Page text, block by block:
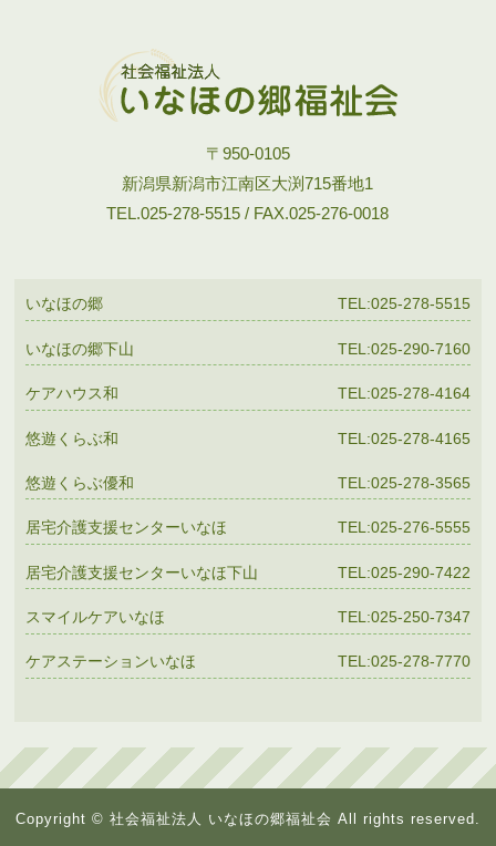
〒950-0105
新潟県新潟市江南区大渕715番地1
TEL.025-278-5515 / FAX.025-276-0018
いなほの郷 TEL:025-278-5515
いなほの郷下山 TEL:025-290-7160
ケアハウス和 TEL:025-278-4164
悠遊くらぶ和 TEL:025-278-4165
悠遊くらぶ優和 TEL:025-278-3565
居宅介護支援センターいなほ TEL:025-276-5555
居宅介護支援センターいなほ下山 TEL:025-290-7422
スマイルケアいなほ TEL:025-250-7347
ケアステーションいなほ TEL:025-278-7770
Copyright © 社会福祉法人 いなほの郷福祉会 All rights reserved.